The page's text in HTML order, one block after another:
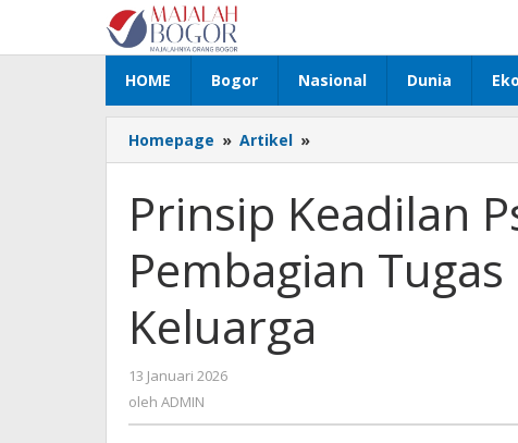
konten
HOME Bogor Nasional Dunia
Homepage » Artikel »
Keadilan
dalam
Pembagian
Domestik
Prinsip Keadilan
Pembagian
Keluarga
13 Januari 2026
oleh ADMIN